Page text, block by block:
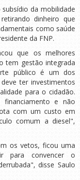
da mobilidade
dinheiro que
como saúde
da FNP.
que os melhores
tem gestão integrada
público é um dos
ter investimentos
para o cidadão.
financiamento e não
com um custo em
comum a diesel",
os vetos, ficou uma
para convencer o
disse Saulo